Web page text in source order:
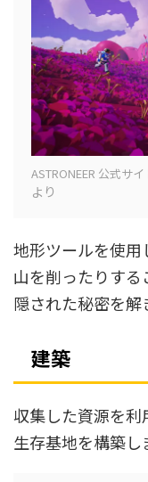
ASTRONEER 公式サイ
より
地形ツールを使用
山を削ったりする
隠された秘密を解
建築
収集した資源を利
生存基地を構築し